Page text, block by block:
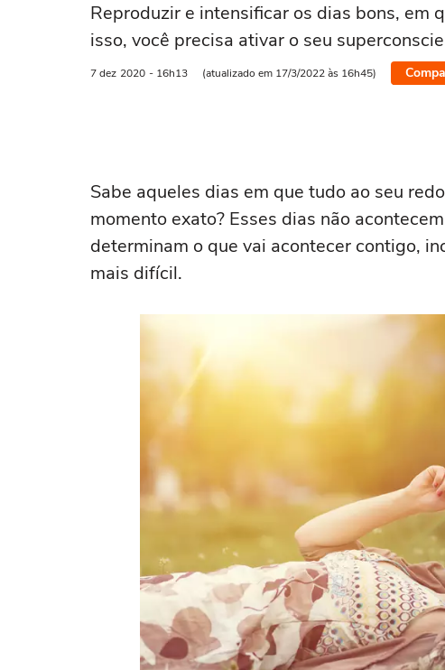
Reproduzir e intensificar os dias bons, em
isso, você precisa ativar o seu
7 dez 2020 - 16h13 (atualizado em 17/3/2022 às 16h45)
Sabe aqueles dias em que tudo ao seu
momento exato? Esses dias não
determinam o que vai acontecer contigo,
mais difícil.